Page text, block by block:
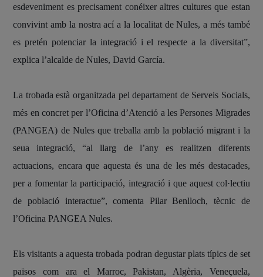
esdeveniment es precisament conéixer altres cultures que estan
convivint amb la nostra ací a la localitat de Nules, a més també
es pretén potenciar la integració i el respecte a la diversitat”,
explica l’alcalde de Nules, David García.
La trobada està organitzada pel departament de Serveis Socials,
més en concret per l’Oficina d’Atenció a les Persones Migrades
(PANGEA) de Nules que treballa amb la població migrant i la
seua integració, “al llarg de l’any es realitzen diferents
actuacions, encara que aquesta és una de les més destacades,
per a fomentar la participació, integració i que aquest col·lectiu
de població interactue”, comenta Pilar Benlloch, tècnic de
l’Oficina PANGEA Nules.
Els visitants a aquesta trobada podran degustar plats típics de set
països com ara el Marroc, Pakistan, Algèria, Veneçuela,